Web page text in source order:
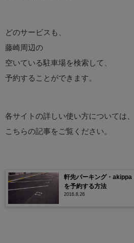
どのサービスも、
藤崎周辺の
空いている駐車場を検索して、
予約することができます。
各サイトの詳しい使い方については、
こちらの記事をご覧ください。
軒先パーキング・
を予約する方法
2016.8.26